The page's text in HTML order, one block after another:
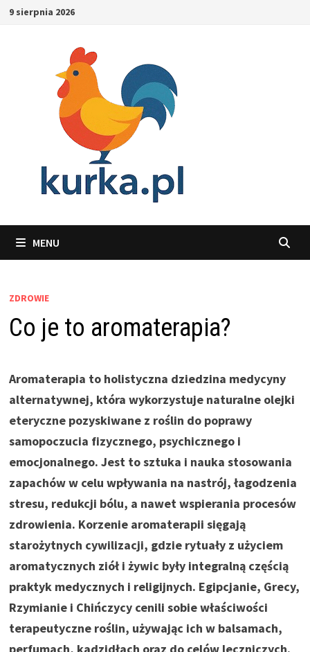
Skip9 sierpnia 2026
MENU
ZDROWIE
Co je to aromaterapia?
Aromaterapia to holistyczna dziedzina medycyny
alternatywnej, która wykorzystuje naturalne olejki
eteryczne pozyskiwane z roślin do poprawy
samopoczucia fizycznego, psychicznego i
emocjonalnego. Jest to sztuka i nauka stosowania
zapachów w celu wpływania na nastrój, łagodzenia
stresu, redukcji bólu, a nawet wspierania procesów
zdrowienia. Korzenie aromaterapii sięgają
starożytnych cywilizacji, gdzie rytuały z użyciem
aromatycznych ziół i żywic były integralną częścią
praktyk medycznych i religijnych. Egipcjanie, Grecy,
Rzymianie i Chińczycy cenili sobie właściwości
terapeutyczne roślin, używając ich w balsamach,